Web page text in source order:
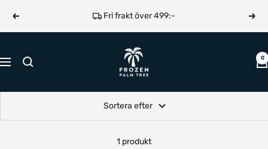
innehållet
Föregående Fri frakt över 499:-
Navigering
Frozen
Palm
Tree
0
Sortera efter
1 produkt